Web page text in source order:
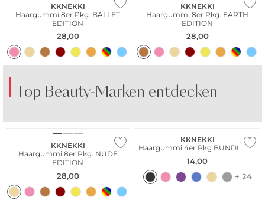
KKNEKKI
Haargummi 8er Pkg. BALLET
EDITION
28,00
KKNEKKI
Haargummi 8er Pkg. EARTH
EDITION
28,00
Top Beauty-Marken entdecken
SPIRIT OF DUBAI FRAGRANCE DU BOIS
KKNEKKI
Haargummi 8er Pkg. NUDE
EDITION
28,00
KKNEKKI
Haargummi 4er Pkg BUNDLE 20
14,00
+ 24
Multi Pack